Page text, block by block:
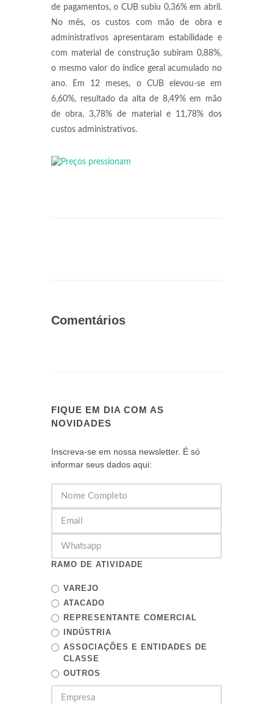
de pagamentos, o CUB subiu 0,36% em abril.
No mês, os custos com mão de obra e
administrativos apresentaram estabilidade e
com material de construção subiram 0,88%,
o mesmo valor do índice geral acumulado no
ano. Em 12 meses, o CUB elevou-se em
6,60%, resultado da alta de 8,49% em mão
de obra, 3,78% de material e 11,78% dos
custos administrativos.
Comentários
FIQUE EM DIA COM AS
NOVIDADES
Inscreva-se em nossa newsletter. É só
informar seus dados aqui:
RAMO DE ATIVIDADE
VAREJO
ATACADO
REPRESENTANTE COMERCIAL
INDÚSTRIA
ASSOCIAÇÕES E ENTIDADES DE
CLASSE
OUTROS